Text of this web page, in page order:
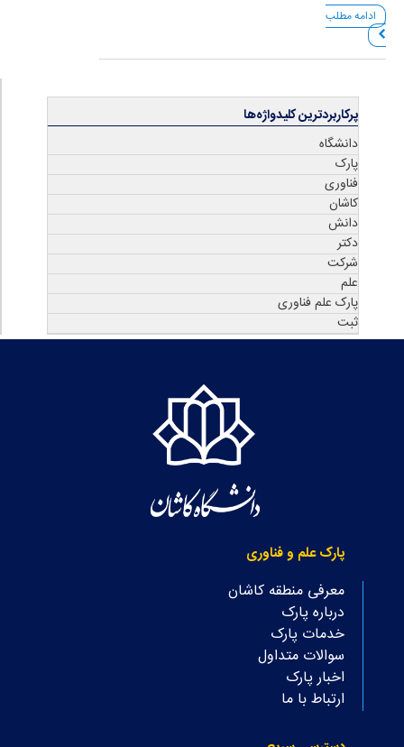
ادامه مطلب
پرکاربردترین کلیدواژه‌ها
دانشگاه
پارک
فناوری
کاشان
دانش
دکتر
شرکت
علم
پارک علم فناوری
ثبت
پارک علم و فناوری
معرفی منطقه کاشان
درباره پارک
خدمات پارک
سوالات متداول
اخبار پارک
ارتباط با ما